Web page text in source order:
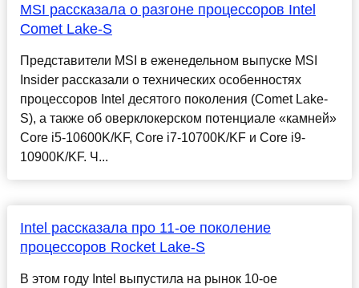
MSI рассказала о разгоне процессоров Intel
Comet Lake-S
Представители MSI в еженедельном выпуске MSI
Insider рассказали о технических особенностях
процессоров Intel десятого поколения (Comet Lake-
S), а также об оверклокерском потенциале «камней»
Core i5-10600K/KF, Core i7-10700K/KF и Core i9-
10900K/KF. Ч...
Intel рассказала про 11-ое поколение
процессоров Rocket Lake-S
В этом году Intel выпустила на рынок 10-ое